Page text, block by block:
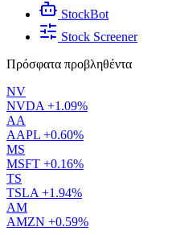
StockBot
Stock Screener
Πρόσφατα προβληθέντα
NV
NVDA +1.09%
AA
AAPL +0.60%
MS
MSFT +0.16%
TS
TSLA +1.94%
AM
AMZN +0.59%